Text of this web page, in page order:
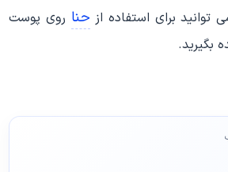
برای استفاده از حنا روی پوست
بگیرید.